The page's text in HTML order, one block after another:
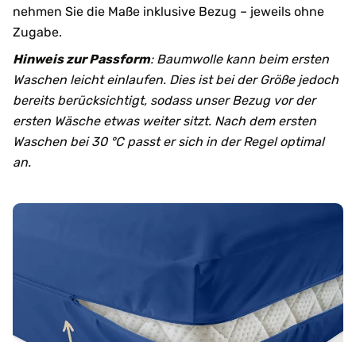
nehmen Sie die Maße inklusive Bezug – jeweils ohne
Zugabe.
Hinweis zur Passform: Baumwolle kann beim ersten
Waschen leicht einlaufen. Dies ist bei der Größe jedoch
bereits berücksichtigt, sodass unser Bezug vor der
ersten Wäsche etwas weiter sitzt. Nach dem ersten
Waschen bei 30 °C passt er sich in der Regel optimal
an.